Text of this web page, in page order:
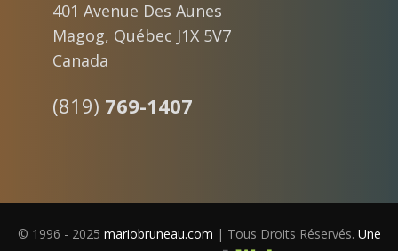
401 Avenue Des Aunes
Magog, Québec J1X 5V7
Canada
(819) 769-1407
© 1996 - 2025 mariobruneau.com | Tous Droits Réservés. Une